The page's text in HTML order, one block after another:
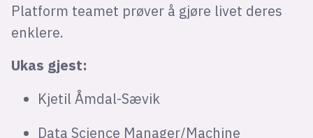
Platform teamet prøver å gjøre livet deres
enklere.
Ukas gjest:
Kjetil Åmdal-Sævik
Data Science Manager/Machine